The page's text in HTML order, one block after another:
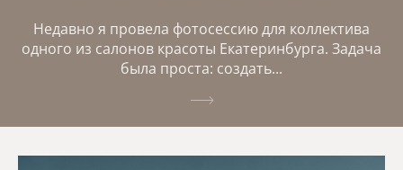
Недавно я провела фотосессию для коллектива
одного из салонов красоты Екатеринбурга. Задача
была проста: создать...